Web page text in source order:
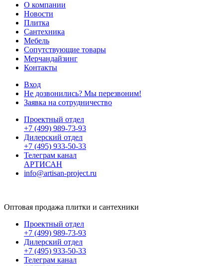
О компании
Новости
Плитка
Сантехника
Мебель
Сопутствующие товары
Мерчандайзинг
Контакты
Вход
Не дозвонились? Мы перезвоним!
Заявка на сотрудничество
Проектный отдел
+7 (499) 989-73-93
Дилерский отдел
+7 (495) 933-50-33
Телеграм канал
АРТИСАН
info@artisan-project.ru
Оптовая продажа плитки и сантехники
Проектный отдел
+7 (499) 989-73-93
Дилерский отдел
+7 (495) 933-50-33
Телеграм канал